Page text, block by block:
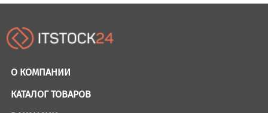
О КОМПАНИИ
КАТАЛОГ ТОВАРОВ